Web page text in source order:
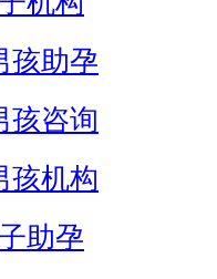
孩助孕
孩咨询
孩机构
助孕